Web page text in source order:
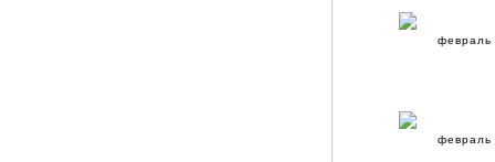
февраль
февраль